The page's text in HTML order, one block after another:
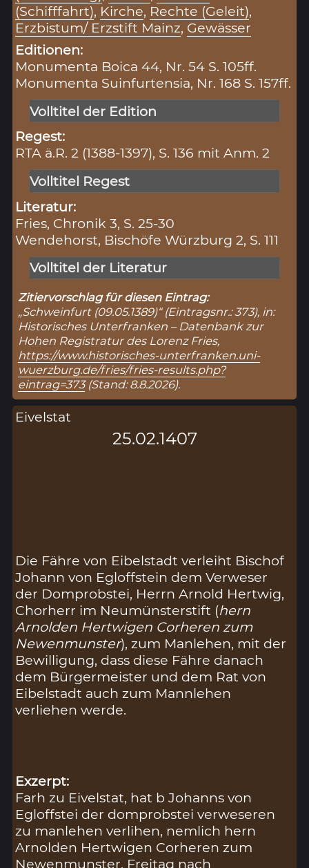
(Schifffahrt), Kirche, Rechte (Geleit),
Erzbistum/ Erzstift Mainz, Gewässer
Editionen:
Monumenta Boica 44, Nr. 54 S. 105ff.
Monumenta Suinfurtensia, Nr. 168 S. 157ff.
Volltitel der Edition
Regest:
RTA ä.R. 2 (1388-1397), S. 136 mit Anm. 2
Volltitel Regest
Literatur:
Fries, Chronik 3, S. 25-30
Wendehorst, Bischöfe Würzburg 2, S. 111
Volltitel der Literatur
Zitiervorschlag für diesen Eintrag:
„Schweinfurt (09.05.1389)“ (Eintragsnr.: 373), in:
Historisches Unterfranken – Datenbank zur
Hohen Registratur des Lorenz Fries,
https://www.historisches-unterfranken.uni-
wuerzburg.de/fries/fries-results.php?
eintrag=373(Stand: 8.8.2026).
Eivelstat
25.02.1407
Die Fähre von Eibelstadt verleiht Bischof
Johann von Egloffstein dem Verweser
der Domprobstei, Herrn Arnold Hertwig,
Chorherr im Neumünsterstift (hern
Arnolden Hertwigen Corheren zum
Newenmunster), zum Manlehen, mit der
Bewilligung, dass diese Fähre danach
dem Bürgermeister und dem Rat von
Eibelstadt auch zum Mannlehen
verliehen werde.
Exzerpt:
Farh zu Eivelstat, hat b Johanns von
Egloffstei der domprobstei verweseren
zu manlehen verlihen, nemlich hern
Arnolden Hertwigen Corheren zum
Newenmunster, Freitag nach